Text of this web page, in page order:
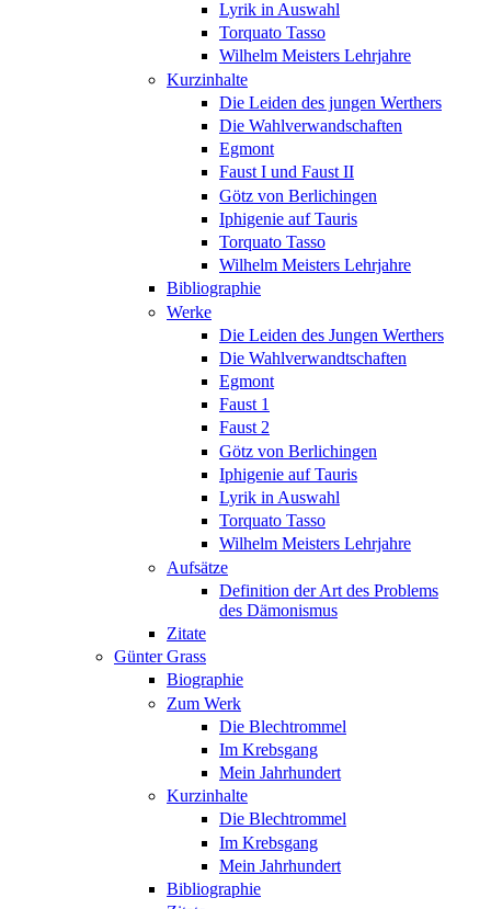
Lyrik in Auswahl
Torquato Tasso
Wilhelm Meisters Lehrjahre
Kurzinhalte
Die Leiden des jungen Werthers
Die Wahlverwandschaften
Egmont
Faust I und Faust II
Götz von Berlichingen
Iphigenie auf Tauris
Torquato Tasso
Wilhelm Meisters Lehrjahre
Bibliographie
Werke
Die Leiden des Jungen Werthers
Die Wahlverwandtschaften
Egmont
Faust 1
Faust 2
Götz von Berlichingen
Iphigenie auf Tauris
Lyrik in Auswahl
Torquato Tasso
Wilhelm Meisters Lehrjahre
Aufsätze
Definition der Art des Problems
des Dämonismus
Zitate
Günter Grass
Biographie
Zum Werk
Die Blechtrommel
Im Krebsgang
Mein Jahrhundert
Kurzinhalte
Die Blechtrommel
Im Krebsgang
Mein Jahrhundert
Bibliographie